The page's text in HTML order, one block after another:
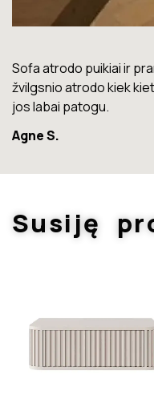
Lova labai gera. Šiuo
Marius T.
Susiję